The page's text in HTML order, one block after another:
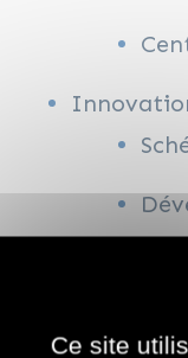
Ce site